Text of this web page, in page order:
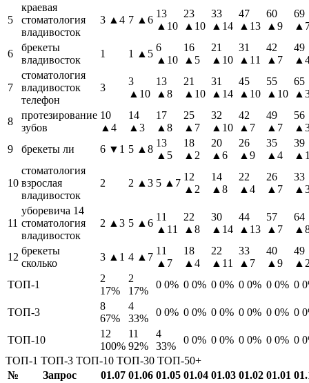
5
краевая
стоматология
владивосток
3 ▲4 7 ▲6
13
▲10
23
▲10
33
▲14
47
▲13
60
▲9
69
6
брекеты
владивосток
1 1 ▲5
6
▲10
16
▲5
21
▲10
31
▲11
42
▲7
49
7
стоматология
владивосток
телефон
3
3
▲10
13
▲8
21
▲10
31
▲14
45
▲10
55
▲10
65
8
протезирование
зубов
10
▲4
14
▲3
17
▲8
25
▲7
32
▲10
42
▲7
49
▲7
56
9
брекеты ли 6 ▼1 5 ▲8
13
▲5
18
▲2
20
▲6
26
▲9
35
▲4
39
10
стоматология
взрослая
владивосток
2 2 ▲3 5 ▲7
12
▲2
14
▲8
22
▲4
26
▲7
33
11
уборевича 14
стоматология
владивосток
2 ▲3 5 ▲6
11
▲11
22
▲8
30
▲14
44
▲13
57
▲7
64
12
брекеты
сколько
3 ▲1 4 ▲7
11
▲7
18
▲4
22
▲11
33
▲7
40
▲9
49
ТОП-1
2
17%
2
17%
0 0% 0 0% 0 0% 0 0% 0 0% 0
ТОП-3
8
67%
4
33%
0 0% 0 0% 0 0% 0 0% 0 0% 0
ТОП-10
12
100%
11
92%
4
33%
0 0% 0 0% 0 0% 0 0% 0
ТОП-1 ТОП-3 ТОП-10 ТОП-30 ТОП-50+
№
Запрос 01.07 01.06 01.05 01.04 01.03 01.02 01.01